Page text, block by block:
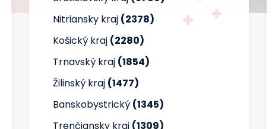
Nitriansky kraj (2378)
Košický kraj (2280)
Trnavský kraj (1854)
Žilinský kraj (1477)
Banskobystrický (1345)
Trenčiansky kraj (1309)